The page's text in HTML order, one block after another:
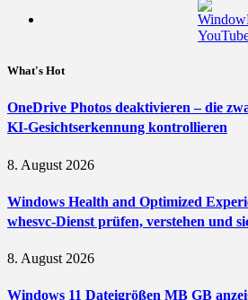
What's Hot
OneDrive Photos deaktivieren – die
KI-Gesichtserkennung kontrollieren
8. August 2026
Windows Health and Optimized
whesvc-Dienst prüfen, verstehen und
8. August 2026
Windows 11 Dateigrößen MB GB